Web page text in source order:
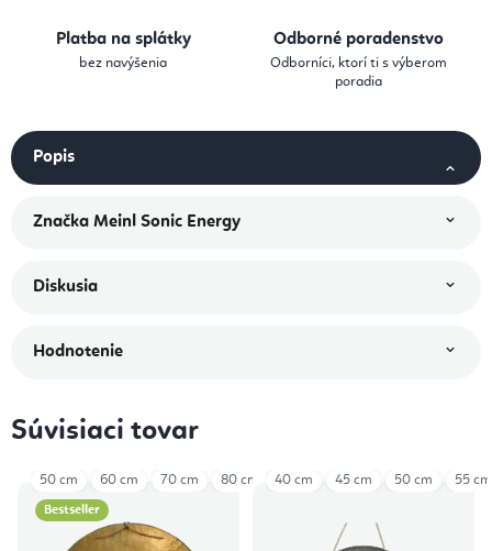
Platba na splátky
bez navýšenia
Odborné poradenstvo
Odborníci, ktorí ti s výberom
poradia
Popis
Značka Meinl Sonic Energy
Diskusia
Hodnotenie
Súvisiaci tovar
Bestseller
50 cm 60 cm 70 cm 80 cm 40 cm 45 cm 50 cm 55 cm